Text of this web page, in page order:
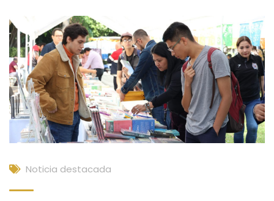
Noticia destacada